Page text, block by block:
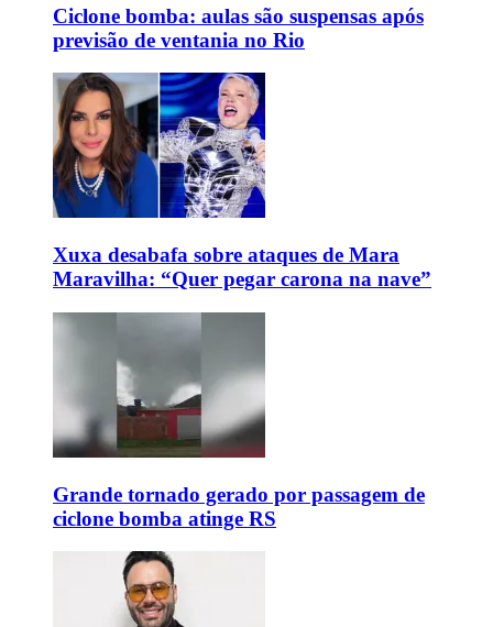
Ciclone bomba: aulas são suspensas após
previsão de ventania no Rio
Xuxa desabafa sobre ataques de Mara
Maravilha: “Quer pegar carona na nave”
Grande tornado gerado por passagem de
ciclone bomba atinge RS